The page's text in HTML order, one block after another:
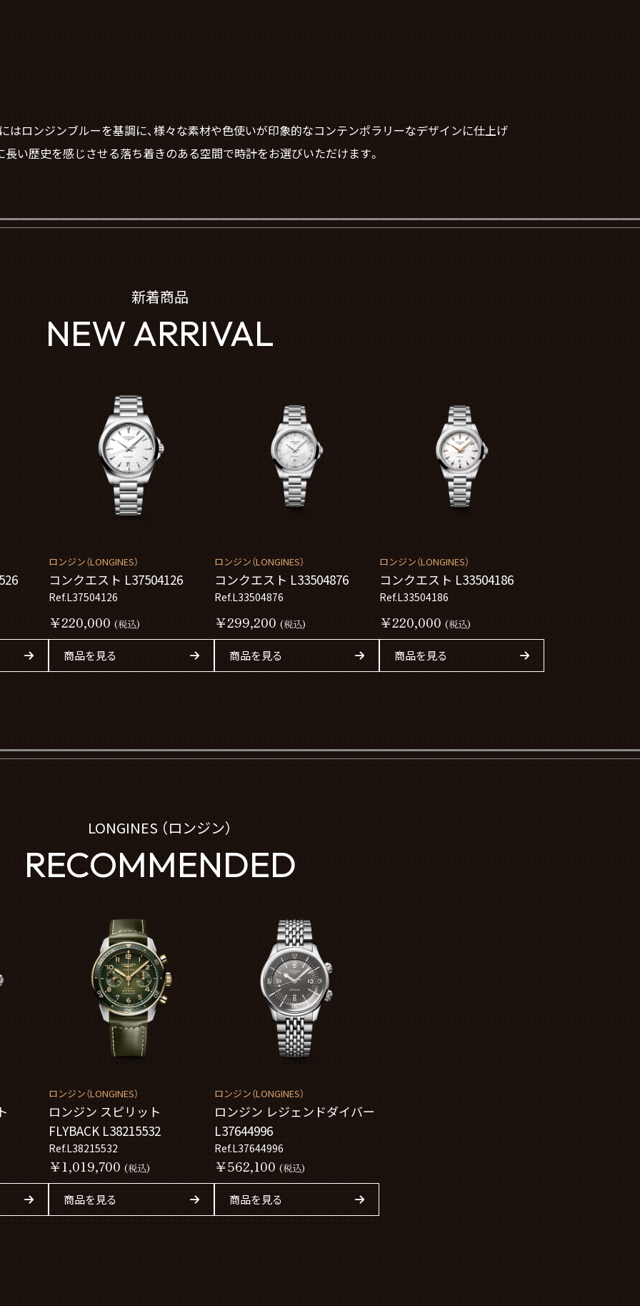
はロンジンブルーを基調に、様々な素材や色使いが印象的なコンテンポラリーなデザインに仕上げ
い歴史を感じさせる落ち着きのある空間で時計をお選びいただけます。
新着商品
NEW ARRIVAL
ロンジン（LONGINES）
コンクエスト L37504126
Ref.L37504126
￥220,000 (税込)
商品を見る
ロンジン（LONGINES）
コンクエスト L33504876
Ref.L33504876
￥299,200 (税込)
商品を見る
ロンジン（LONGINES）
コンクエスト L33504186
Ref.L33504186
￥220,000 (税込)
商品を見る
LONGINES （ロンジン）
RECOMMENDED
ロンジン（LONGINES）
ロンジン スピリット
FLYBACK L38215532
Ref.L38215532
￥1,019,700 (税込)
商品を見る
ロンジン（LONGINES）
ロンジン レジェンドダイバー
L37644996
Ref.L37644996
￥562,100 (税込)
商品を見る